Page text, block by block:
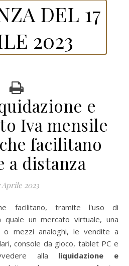
DEL 17
2023
e
Iva mensile
facilitano
a distanza
Aprile 2023
quale un mercato virtuale, una
o mezzi analoghi, le vendite a
console da gioco, tablet PC e
alla liquidazione e